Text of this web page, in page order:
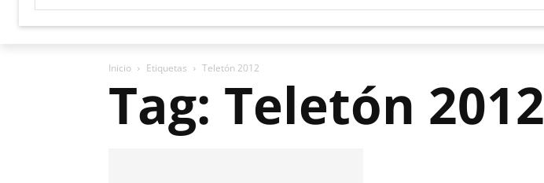
Inicio Etiquetas Teletón 2012
Tag: Teletón 2012